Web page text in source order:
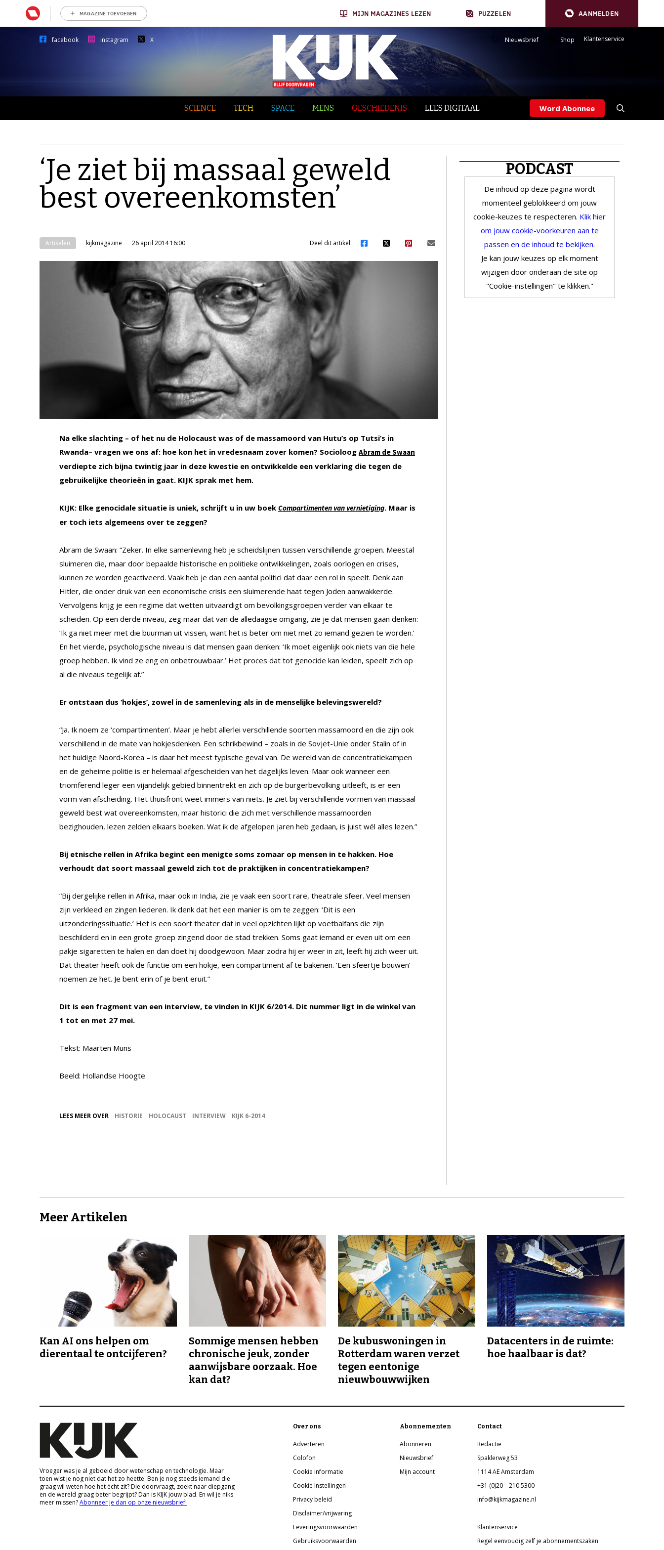
MAGAZINE TOEVOEGEN MIJN MAGAZINES LEZEN PUZZELEN AANMELDEN
facebook instagram X Nieuwsbrief Shop Klantenservice
SCIENCE TECH SPACE MENS GESCHIEDENIS LEES DIGITAAL Word Abonnee
‘Je ziet bij massaal geweld
best overeenkomsten’
Artikelen kijkmagazine 26 april 2014 16:00 Deel dit artikel:
Na elke slachting – of het nu de Holocaust was of de massamoord van Hutu’s op Tutsi’s in
Rwanda– vragen we ons af: hoe kon het in vredesnaam zover komen? Socioloog Abram de Swaan
verdiepte zich bijna twintig jaar in deze kwestie en ontwikkelde een verklaring die tegen de
gebruikelijke theorieën in gaat. KIJK sprak met hem.
KIJK: Elke genocidale situatie is uniek, schrijft u in uw boek Compartimenten van vernietiging. Maar is
er toch iets algemeens over te zeggen?
Abram de Swaan: “Zeker. In elke samenleving heb je scheidslijnen tussen verschillende groepen. Meestal
sluimeren die, maar door bepaalde historische en politieke ontwikkelingen, zoals oorlogen en crises,
kunnen ze worden geactiveerd. Vaak heb je dan een aantal politici dat daar een rol in speelt. Denk aan
Hitler, die onder druk van een economische crisis een sluimerende haat tegen Joden aanwakkerde.
Vervolgens krijg je een regime dat wetten uitvaardigt om bevolkingsgroepen verder van elkaar te
scheiden. Op een derde niveau, zeg maar dat van de alledaagse omgang, zie je dat mensen gaan denken:
‘Ik ga niet meer met die buurman uit vissen, want het is beter om niet met zo iemand gezien te worden.’
En het vierde, psychologische niveau is dat mensen gaan denken: ‘Ik moet eigenlijk ook niets van die hele
groep hebben. Ik vind ze eng en onbetrouwbaar.’ Het proces dat tot genocide kan leiden, speelt zich op
al die niveaus tegelijk af.”
Er ontstaan dus ‘hokjes’, zowel in de samenleving als in de menselijke belevingswereld?
“Ja. Ik noem ze ‘compartimenten’. Maar je hebt allerlei verschillende soorten massamoord en die zijn ook
verschillend in de mate van hokjesdenken. Een schrikbewind – zoals in de Sovjet-Unie onder Stalin of in
het huidige Noord-Korea – is daar het meest typische geval van. De wereld van de concentratiekampen
en de geheime politie is er helemaal afgescheiden van het dagelijks leven. Maar ook wanneer een
triomferend leger een vijandelijk gebied binnentrekt en zich op de burgerbevolking uitleeft, is er een
vorm van afscheiding. Het thuisfront weet immers van niets. Je ziet bij verschillende vormen van massaal
geweld best wat overeenkomsten, maar historici die zich met verschillende massamoorden
bezighouden, lezen zelden elkaars boeken. Wat ik de afgelopen jaren heb gedaan, is juist wél alles lezen.”
Bij etnische rellen in Afrika begint een menigte soms zomaar op mensen in te hakken. Hoe
verhoudt dat soort massaal geweld zich tot de praktijken in concentratiekampen?
“Bij dergelijke rellen in Afrika, maar ook in India, zie je vaak een soort rare, theatrale sfeer. Veel mensen
zijn verkleed en zingen liederen. Ik denk dat het een manier is om te zeggen: ‘Dit is een
uitzonderingssituatie.’ Het is een soort theater dat in veel opzichten lijkt op voetbalfans die zijn
beschilderd en in een grote groep zingend door de stad trekken. Soms gaat iemand er even uit om een
pakje sigaretten te halen en dan doet hij doodgewoon. Maar zodra hij er weer in zit, leeft hij zich weer uit.
Dat theater heeft ook de functie om een hokje, een compartiment af te bakenen. ‘Een sfeertje bouwen’
noemen ze het. Je bent erin of je bent eruit.”
Dit is een fragment van een interview, te vinden in KIJK 6/2014. Dit nummer ligt in de winkel van
1 tot en met 27 mei.
Tekst: Maarten Muns
Beeld: Hollandse Hoogte
LEES MEER OVER HISTORIE HOLOCAUST INTERVIEW KIJK 6-2014
PODCAST
De inhoud op deze pagina wordt
momenteel geblokkeerd om jouw
cookie-keuzes te respecteren. Klik hier
om jouw cookie-voorkeuren aan te
passen en de inhoud te bekijken.
Je kan jouw keuzes op elk moment
wijzigen door onderaan de site op
"Cookie-instellingen" te klikken."
Meer Artikelen
Kan AI ons helpen om
dierentaal te ontcijferen?
Sommige mensen hebben
chronische jeuk, zonder
aanwijsbare oorzaak. Hoe
kan dat?
De kubuswoningen in
Rotterdam waren verzet
tegen eentonige
nieuwbouwwijken
Datacenters in de ruimte:
hoe haalbaar is dat?
Vroeger was je al geboeid door wetenschap en technologie. Maar
toen wist je nog niet dat het zo heette. Ben je nog steeds iemand die
graag wil weten hoe het écht zit? Die doorvraagt, zoekt naar diepgang
en de wereld graag beter begrijpt? Dan is KIJK jouw blad. En wil je niks
meer missen?Abonneer je dan op onze nieuwsbrief!
Over ons
Adverteren
Colofon
Cookie informatie
Cookie Instellingen
Privacy beleid
Disclaimer/vrijwaring
Leveringsvoorwaarden
Gebruiksvoorwaarden
Abonnementen
Abonneren
Nieuwsbrief
Mijn account
Contact
Redactie
Spaklerweg 53
1114 AE Amsterdam
+31 (0)20 – 210 5300
info@kijkmagazine.nl
Klantenservice
Regel eenvoudig zelf je abonnementszaken